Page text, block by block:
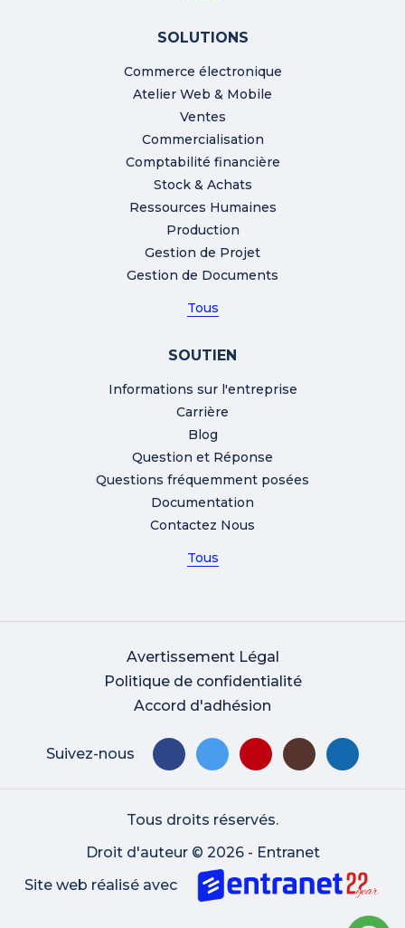
SOLUTIONS
Commerce électronique
Atelier Web & Mobile
Ventes
Commercialisation
Comptabilité financière
Stock & Achats
Ressources Humaines
Production
Gestion de Projet
Gestion de Documents
Tous
SOUTIEN
Informations sur l'entreprise
Carrière
Blog
Question et Réponse
Questions fréquemment posées
Documentation
Contactez Nous
Tous
Avertissement Légal
Politique de confidentialité
Accord d'adhésion
Suivez-nous
Tous droits réservés.
Droit d'auteur © 2026 - Entranet
Site web réalisé avec